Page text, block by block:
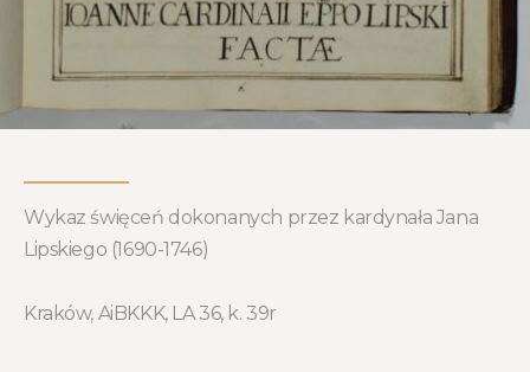
Wykaz święceń dokonanych przez kardynała Jana
Lipskiego (1690-1746)
Kraków, AiBKKK, LA 36, k. 39r